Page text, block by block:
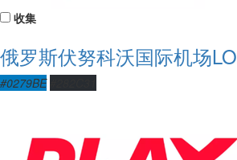
收集
俄罗斯伏努科沃国际机场
#0279BE